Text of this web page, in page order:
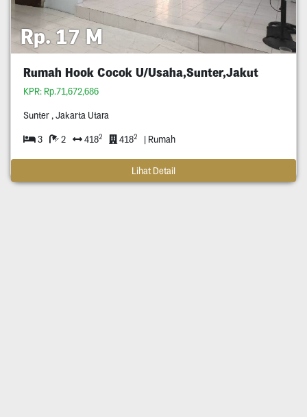
Rp. 17 M
Rumah Hook Cocok U/Usaha,Sunter,Jakut
KPR: Rp.71,672,686
Sunter , Jakarta Utara
3 2 4182 4182 | Rumah
Lihat Detail